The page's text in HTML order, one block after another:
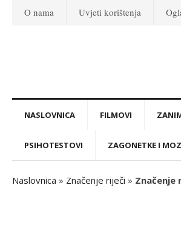
O nama Uvjeti korištenja
NASLOVNICA FILMOVI
PSIHOTESTOVI ZAGONETKE I
Naslovnica » Značenje riječi » Značenje